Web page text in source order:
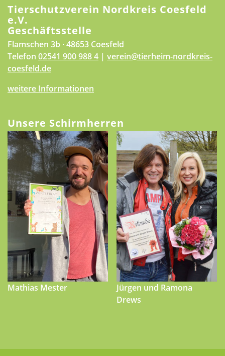
Tierschutzverein Nordkreis Coesfeld
e.V.
Geschäftsstelle
Flamschen 3b · 48653 Coesfeld
Telefon 02541 900 988 4 | verein@tierheim-nordkreis-
coesfeld.de
weitere Informationen
Unsere Schirmherren
Mathias Mester
Jürgen und Ramona
Drews